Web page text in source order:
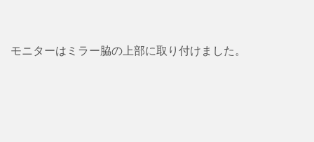
モニターはミラー脇の上部に取り付けました。